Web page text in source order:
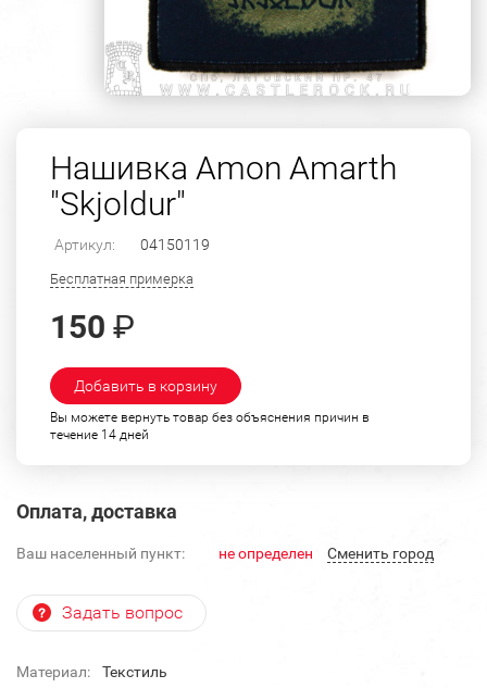
Нашивка Amon Amarth
"Skjoldur"
Артикул: 04150119
Бесплатная примерка
150 ₽
Добавить в корзину
Вы можете вернуть товар без объяснения причин в
течение 14 дней
Оплата, доставка
Ваш населенный пункт: не определен Cменить город
Задать вопрос
Материал:
Текстиль